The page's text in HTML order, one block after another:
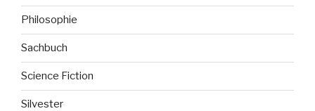
Philosophie
Sachbuch
Science Fiction
Silvester